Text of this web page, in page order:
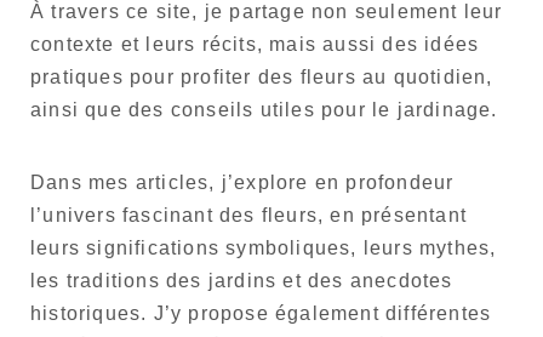
À travers ce site, je partage non seulement leur
contexte et leurs récits, mais aussi des idées
pratiques pour profiter des fleurs au quotidien,
ainsi que des conseils utiles pour le jardinage.
Dans mes articles, j’explore en profondeur
l’univers fascinant des fleurs, en présentant
leurs significations symboliques, leurs mythes,
les traditions des jardins et des anecdotes
historiques. J’y propose également différentes